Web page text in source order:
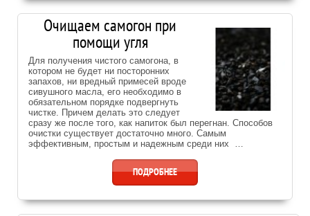
Очищаем самогон при
помощи угля
Для получения чистого самогона, в
котором не будет ни посторонних
запахов, ни вредный примесей вроде
сивушного масла, его необходимо в
обязательном порядке подвергнуть
чистке. Причем делать это следует
сразу же после того, как напиток был перегнан. Способов
очистки существует достаточно много. Самым
эффективным, простым и надежным среди них …
ПОДРОБНЕЕ